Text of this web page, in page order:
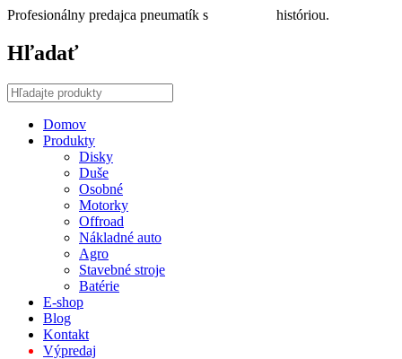
Profesionálny predajca pneumatík s históriou.
Hľadať
Domov
Produkty
Disky
Duše
Osobné
Motorky
Offroad
Nákladné auto
Agro
Stavebné stroje
Batérie
E-shop
Blog
Kontakt
Výpredaj